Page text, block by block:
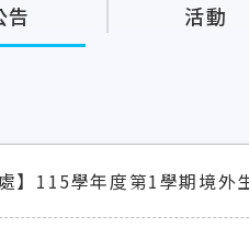
告 活動
】115學年度第1學期境